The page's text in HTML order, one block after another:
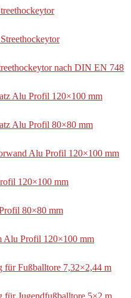
nach DIN EN 748
Alu Profil 120×100 mm
Alu Profil 80×80 mm
Alu Profil 120×100 mm
120×100 mm
80×80 mm
Alu Profil 120×100 mm
für Fußballtore 7,32×2,44 m
für Jugendfußballtore 5×2 m